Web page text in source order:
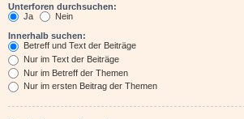
Unterforen durchsuchen:
Ja
Nein
Innerhalb suchen:
Betreff und Text der Beiträge
Nur im Text der Beiträge
Nur im Betreff der Themen
Nur im ersten Beitrag der Themen